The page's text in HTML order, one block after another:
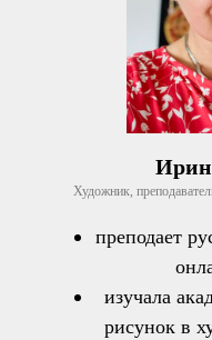
Художник,
преподает
изучала
рисунок в